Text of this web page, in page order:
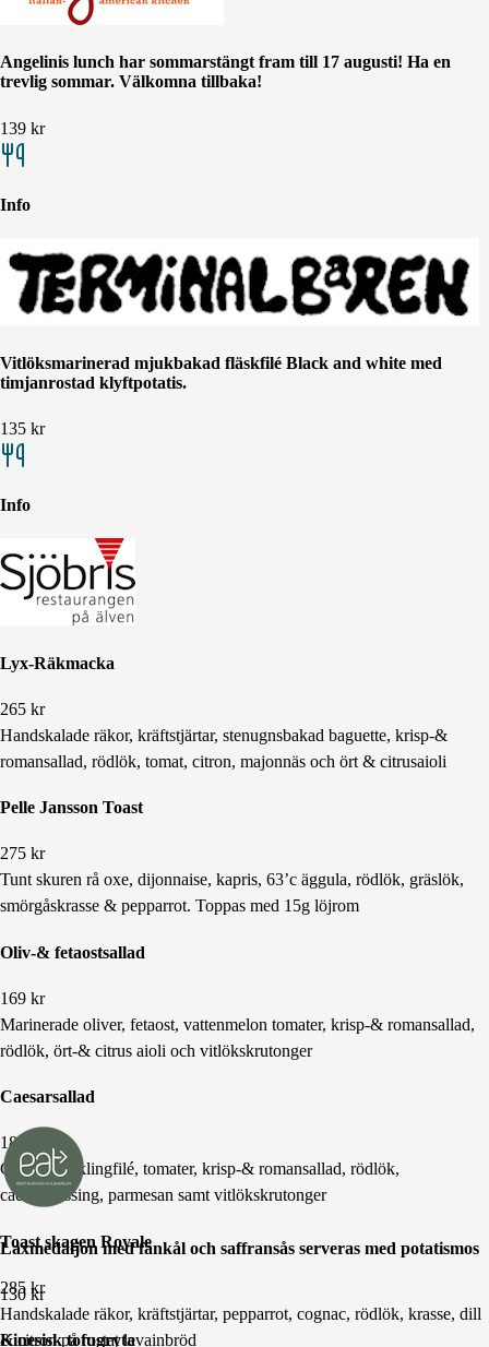
Angelinis lunch har sommarstängt fram till 17 augusti! Ha en
trevlig sommar. Välkomna tillbaka!
139 kr
Info
Vitlöksmarinerad mjukbakad fläskfilé Black and white med
timjanrostad klyftpotatis.
135 kr
Info
Lyx-Räkmacka
265 kr
Handskalade räkor, kräftstjärtar, stenugnsbakad baguette, krisp-&
romansallad, rödlök, tomat, citron, majonnäs och ört & citrusaioli
Pelle Jansson Toast
275 kr
Tunt skuren rå oxe, dijonnaise, kapris, 63’c äggula, rödlök, gräslök,
smörgåskrasse & pepparrot. Toppas med 15g löjrom
Oliv-& fetaostsallad
169 kr
Marinerade oliver, fetaost, vattenmelon tomater, krisp-& romansallad,
rödlök, ört-& citrus aioli och vitlökskrutonger
Caesarsallad
189
Grillad kycklingfilé, tomater, krisp-& romansallad, rödlök,
caesardressing, parmesan samt vitlökskrutonger
Toast skagen Royale
285 kr
Handskalade räkor, kräftstjärtar, pepparrot, cognac, rödlök, krasse, dill
& citron på rostat levainbröd
Laxmedaljon med fänkål och saffransås serveras med potatismos
130 kr
Kinesisk tofugryta